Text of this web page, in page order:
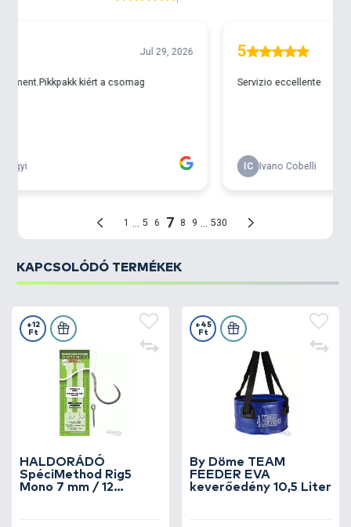
csomagolásban szállítjuk, tehát nem a receptben
KAPCSOLÓDÓ TERMÉKEK
HALDORÁDÓ
SpéciMethod Rig5
Mono 7 mm / 12
+12
Ft
By Döme TEAM
FEEDER EVA
keverőedény 10,5 Liter
+45
Ft